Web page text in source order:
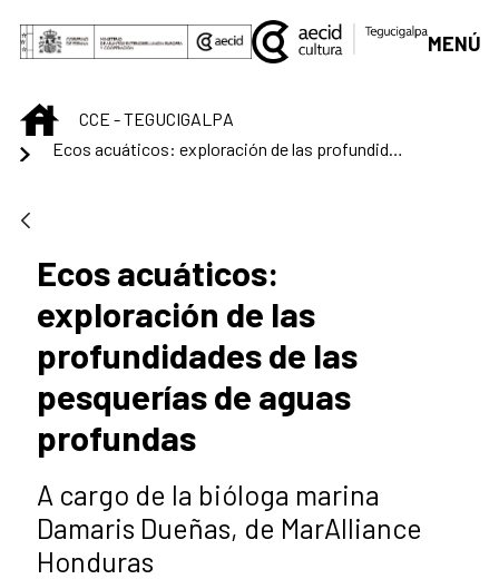
Saltar al contenido principal
MENÚ
INICIOCCE - TEGUCIGALPA
Ecos acuáticos: exploración de las profundidades de las pesquerías de aguas profundas
Ecos acuáticos:
exploración de las
profundidades de las
pesquerías de aguas
profundas
A cargo de la bióloga marina
Damaris Dueñas, de MarAlliance
Honduras